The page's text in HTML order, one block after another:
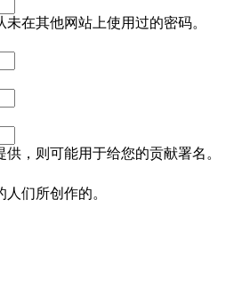
在其他网站上使用过的密码。
，则可能用于给您的贡献署名。
们所创作的。